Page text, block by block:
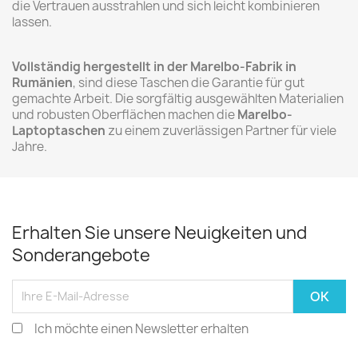
die Vertrauen ausstrahlen und sich leicht kombinieren
lassen.
Vollständig hergestellt in der Marelbo-Fabrik in
Rumänien, sind diese Taschen die Garantie für gut
gemachte Arbeit. Die sorgfältig ausgewählten Materialien
und robusten Oberflächen machen dieMarelbo-
Laptoptaschen zu einem zuverlässigen Partner für viele
Jahre.
Erhalten Sie unsere Neuigkeiten und
Sonderangebote
Ich möchte einen Newsletter erhalten